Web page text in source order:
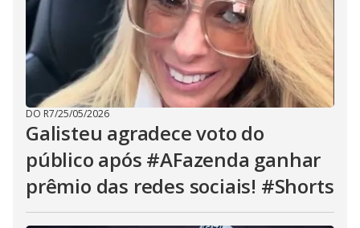
DO R7/25/05/2026
Galisteu agradece voto do
público após #AFazenda ganhar
prêmio das redes sociais! #Shorts